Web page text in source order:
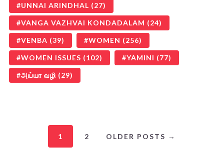
UNNAI ARINDHAL (27)
VANGA VAZHVAI KONDADALAM (24)
VENBA (39) WOMEN (256)
WOMEN ISSUES (102) YAMINI (77)
அய்யா வழி (29)
1 2 OLDER POSTS →